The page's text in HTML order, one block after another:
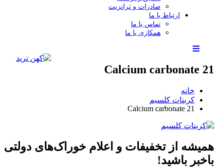
صادرات و ترانزیت
ارتباط با ما
تماس با ما
همکاری با ما
Calcium carbonate 21
خانه
کربنات کلسیم
Calcium carbonate 21
همیشه از تخفیفات و اعلام خوراک‌های دولتی
باخبر باشید!